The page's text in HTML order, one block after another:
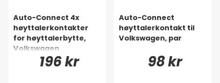
Auto-Connect 4x
høyttalerkontakter
for høyttalerbytte,
Volkswagen
196 kr
Auto-Connect
høyttalerkontakt til
Volkswagen, par
98 kr